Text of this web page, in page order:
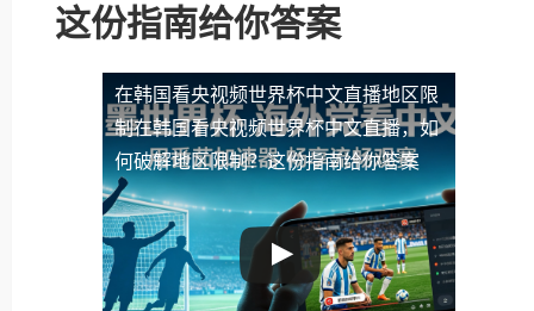
这份指南给你答案
在韩国看央视频世界杯中文直播地区限
制在韩国看央视频世界杯中文直播，如
何破解地区限制？这份指南给你答案